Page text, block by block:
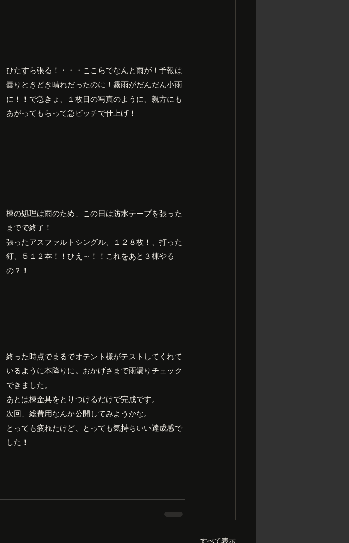
ひたすら張る！・・・ここらでなんと雨が！予報は
曇りときどき晴れだったのに！霧雨がだんだん小雨
に！！で急きょ、１枚目の写真のように、親方にも
あがってもらって急ピッチで仕上げ！
棟の処理は雨のため、この日は防水テープを張った
までで終了！
張ったアスファルトシングル、１２８枚！、打った
釘、５１２本！！ひえ～！！これをあと３棟やる
の？！
終った時点でまるでオテント様がテストしてくれて
いるように本降りに。おかげさまで雨漏りチェック
できました。
あとは棟金具をとりつけるだけで完成です。
次回、総費用なんか公開してみようかな。
とっても疲れたけど、とっても気持ちいい達成感で
した！
すべて表示